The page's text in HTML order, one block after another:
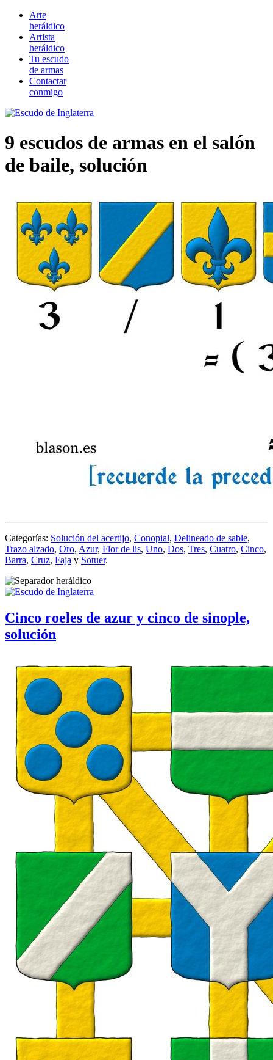
Arte
heráldico
Artista
heráldico
Tu escudo
de armas
Contactar
conmigo
9 escudos de armas en el salón
de baile, solución
Categorías: Solución del acertijo, Conopial, Delineado de sable,
Trazo alzado, Oro, Azur, Flor de lis, Uno, Dos, Tres, Cuatro, Cinco,
Barra, Cruz, Faja y Sotuer.
Cinco roeles de azur y cinco de sinople,
solución